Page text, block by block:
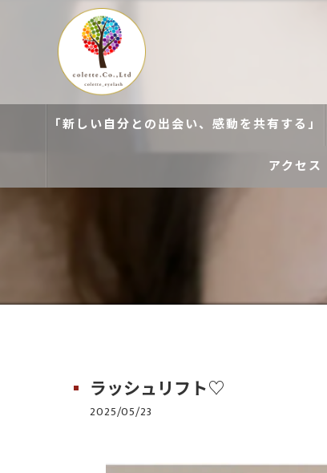
「新しい自分との出会い、感動を共有する」
アクセス
ラッシュリフト♡
2025/05/23